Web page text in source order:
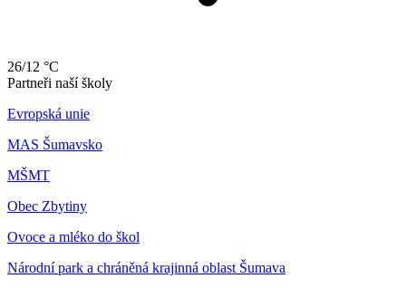
26/12 °C
Partneři naší školy
Evropská unie
MAS Šumavsko
MŠMT
Obec Zbytiny
Ovoce a mléko do škol
Národní park a chráněná krajinná oblast Šumava